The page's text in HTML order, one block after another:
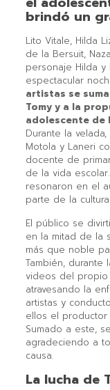
brindó un
Lito Vitale, Hilda
de la Bersuit,
personaje Hilda y
espectacular
artistas se
Tomy y a la
adolescente de
Durante la
Motola y Laneri
docente de
de la vida
resonaron en el
parte de la
El público se
en la mitad de la
más que noble
También,
videos del
atravesando la
artistas y
ellos el productor
Sumado a este,
agradeciendo a
causa.
La lucha de